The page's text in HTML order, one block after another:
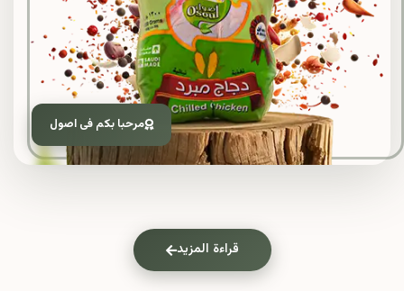
مرحبا بكم فى اصول
قراءة المزيد